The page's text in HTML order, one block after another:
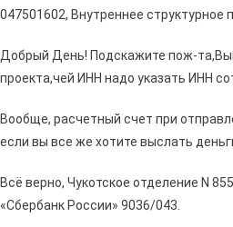
047501602, Внутреннее
Добрый День! Подскажите пож-
проекта,чей ИНН надо указать ИНН
Вообще, расчетный счет при
если вы все же хотите выслать
Всё верно, Чукотское отделение N
«Сбербанк России» 9036/043.